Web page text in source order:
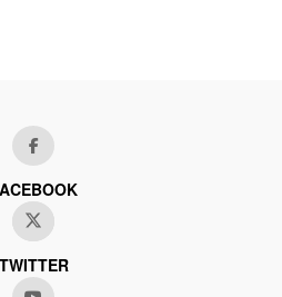
TWITTER